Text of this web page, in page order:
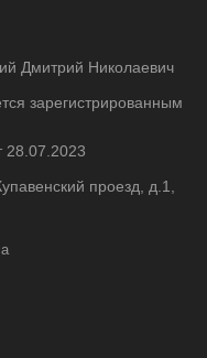
Дмитрий Николаевич
зарегистрированным
проезд, д.1,